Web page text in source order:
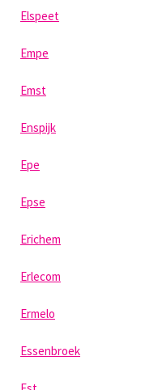
Elspeet
Empe
Emst
Enspijk
Epe
Epse
Erichem
Erlecom
Ermelo
Essenbroek